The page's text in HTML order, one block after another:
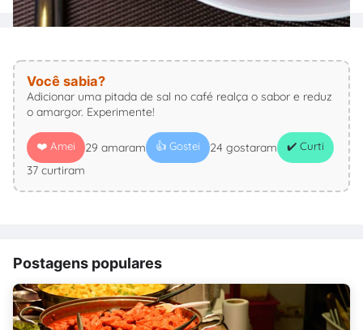
Você sabia?
Adicionar uma pitada de sal no café realça o sabor e reduz
o amargor. Experimente!
❤️ Amei 29 amaram 👍 Gostei 24 gostaram ✔️ Curti
37 curtiram
Postagens populares